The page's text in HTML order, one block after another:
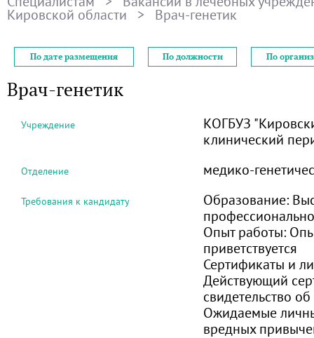
Кировской области > Врач-генетик
По дате размещения По должности По
Врач-генетик
Учреждение
КОГБУЗ
клинический
Отделение медико-
Требования к кандидату Образование:
Опыт работы:
приветствуется
Сертификаты и
Действующий
свидетельство
Ожидаемые
вредных